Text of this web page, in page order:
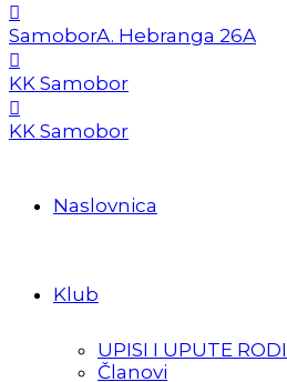
SamoborA. Hebranga 26A
KK Samobor
KK Samobor
Naslovnica
Klub
UPISI I UPUTE
Članovi